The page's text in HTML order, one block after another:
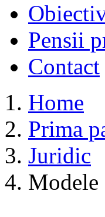
Pensii
Contact
Home
Prima
Juridic
Modele